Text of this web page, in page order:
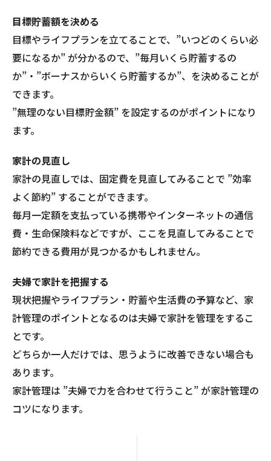
目標貯蓄額を決める
目標やライフプランを立てることで、”いつどのくらい必
要になるか” が分かるので、”毎月いくら貯蓄するの
か”・”ボーナスからいくら貯蓄するか”、を決めることが
できます。
”無理のない目標貯金額” を設定するのがポイントになり
ます。
家計の見直し
家計の見直しでは、固定費を見直してみることで ”効率
よく節約” することができます。
毎月一定額を支払っている携帯やインターネットの通信
費・生命保険料などですが、ここを見直してみることで
節約できる費用が見つかるかもしれません。
夫婦で家計を把握する
現状把握やライフプラン・貯蓄や生活費の予算など、家
計管理のポイントとなるのは夫婦で家計を管理をするこ
とです。
どちらか一人だけでは、思うように改善できない場合も
あります。
家計管理は ”夫婦で力を合わせて行うこと” が家計管理の
コツになります。